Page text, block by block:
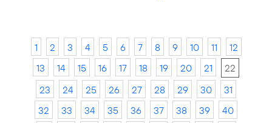
1 2 3 4 5 6 7 8 9 10 11
12
13
14 15 16 17 18 19 20 21
22
23
24 25 26 27 28 29 30
31
32
33 34 35 36 37 38 39
40